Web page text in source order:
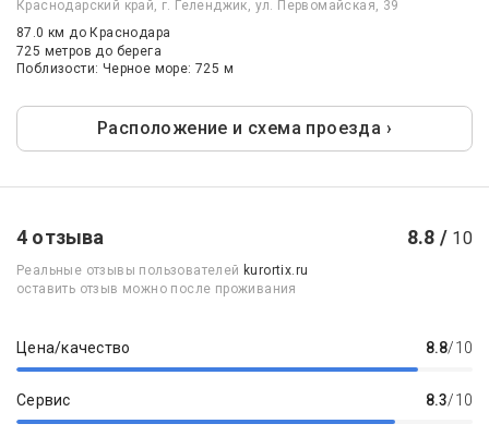
Краснодарский край, г. Геленджик, ул. Первомайская, 39
87.0 кмдо Краснодара
725 метров до берега
Поблизости: Черное море: 725 м
Расположение и схема проезда ›
4 отзыва 8.8 / 10
Реальные отзывы пользователей kurortix.ru
оставить отзыв можно после проживания
Цена/качество 8.8/10
Сервис 8.3/10